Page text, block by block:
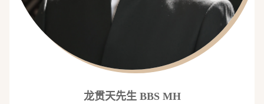
龙贯天先生 BBS MH